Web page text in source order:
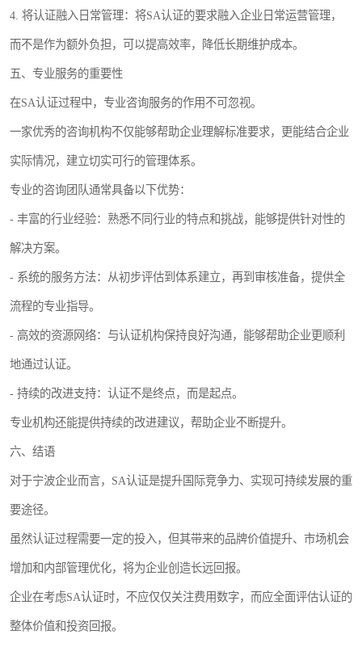
4. 将认证融入日常管理：将SA认证的要求融入企业日常运营管理，
而不是作为额外负担，可以提高效率，降低长期维护成本。
五、专业服务的重要性
在SA认证过程中，专业咨询服务的作用不可忽视。
一家优秀的咨询机构不仅能够帮助企业理解标准要求，更能结合企业
实际情况，建立切实可行的管理体系。
专业的咨询团队通常具备以下优势：
- 丰富的行业经验：熟悉不同行业的特点和挑战，能够提供针对性的
解决方案。
- 系统的服务方法：从初步评估到体系建立，再到审核准备，提供全
流程的专业指导。
- 高效的资源网络：与认证机构保持良好沟通，能够帮助企业更顺利
地通过认证。
- 持续的改进支持：认证不是终点，而是起点。
专业机构还能提供持续的改进建议，帮助企业不断提升。
六、结语
对于宁波企业而言，SA认证是提升国际竞争力、实现可持续发展的重
要途径。
虽然认证过程需要一定的投入，但其带来的品牌价值提升、市场机会
增加和内部管理优化，将为企业创造长远回报。
企业在考虑SA认证时，不应仅仅关注费用数字，而应全面评估认证的
整体价值和投资回报。